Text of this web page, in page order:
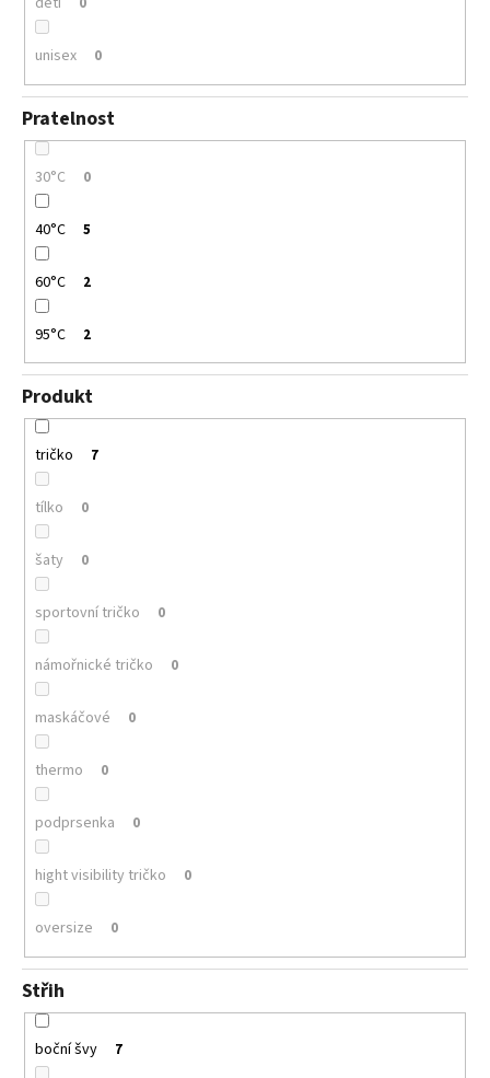
unisex 0
Pratelnost
30°C 0
40°C 5
60°C 2
95°C 2
Produkt
tričko 7
tílko 0
šaty 0
sportovní tričko 0
námořnické tričko 0
maskáčové 0
thermo 0
podprsenka 0
hight visibility tričko 0
oversize 0
Střih
boční švy 7